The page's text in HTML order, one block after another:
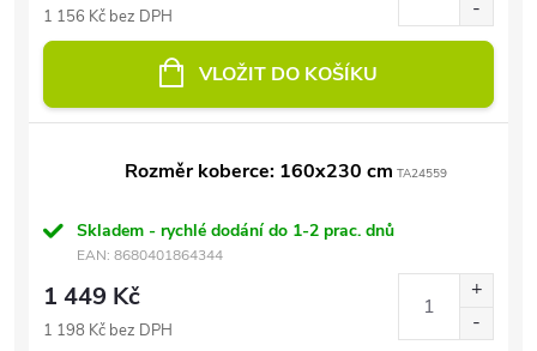
1 156 Kč bez DPH
VLOŽIT DO KOŠÍKU
Rozměr koberce: 160x230 cm TA24559
Skladem - rychlé dodání do 1-2 prac. dnů
EAN: 8680401864344
1 449 Kč
1 198 Kč bez DPH